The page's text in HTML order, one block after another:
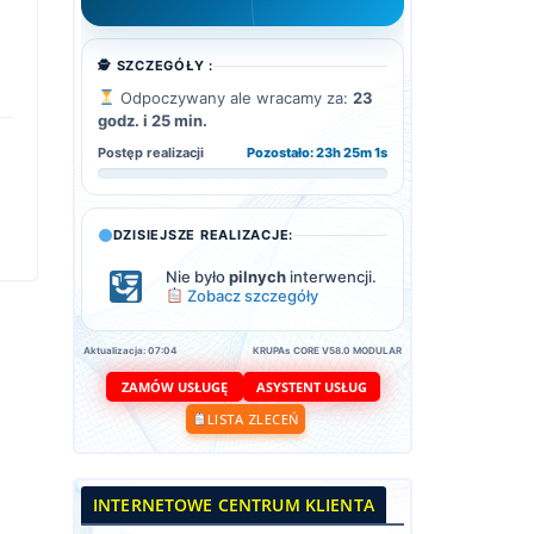
🕵️ SZCZEGÓŁY :
Odpoczywany ale wracamy za: 23
godz. i 25 min.
Postęp realizacji Pozostało: 23h 25m 0s
DZISIEJSZE REALIZACJE:
Nie byłopilnych interwencji.
Zobacz szczegóły
Aktualizacja: 07:04 KRUPAs CORE V58.0 MODULAR
ZAMÓW USŁUGĘ
ASYSTENT USŁUG
LISTA ZLECEŃ
INTERNETOWE CENTRUM KLIENTA